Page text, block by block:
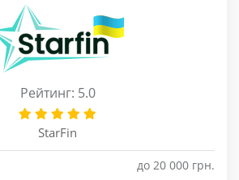
Рейтинг: 5.0
StarFin
до 20 000 грн.